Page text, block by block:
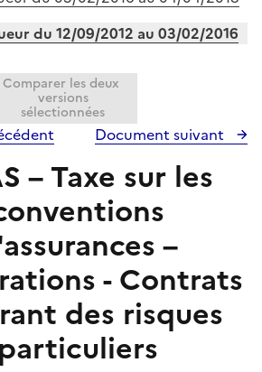
du 12/09/2012 au 03/02/2016
Comparer les deux
versions
sélectionnées
Document suivant
– Taxe sur les
–
- Contrats
des risques
particuliers